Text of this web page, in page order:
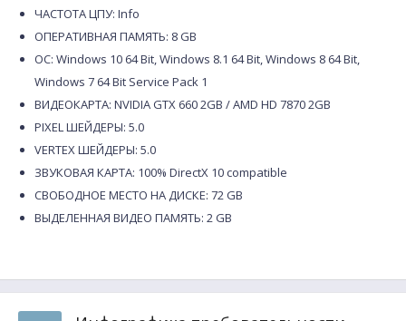
ЧАСТОТА ЦПУ: Info
ОПЕРАТИВНАЯ ПАМЯТЬ: 8 GB
ОС: Windows 10 64 Bit, Windows 8.1 64 Bit, Windows 8 64 Bit,
Windows 7 64 Bit Service Pack 1
ВИДЕОКАРТА: NVIDIA GTX 660 2GB / AMD HD 7870 2GB
PIXEL ШЕЙДЕРЫ: 5.0
VERTEX ШЕЙДЕРЫ: 5.0
ЗВУКОВАЯ КАРТА: 100% DirectX 10 compatible
СВОБОДНОЕ МЕСТО НА ДИСКЕ: 72 GB
ВЫДЕЛЕННАЯ ВИДЕО ПАМЯТЬ: 2 GB